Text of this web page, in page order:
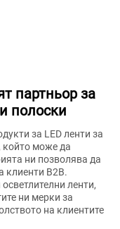
партньор за
полоски
за LED ленти за
който може да
ни позволява да
клиенти B2B.
ленти,
ни мерки за
на клиентите